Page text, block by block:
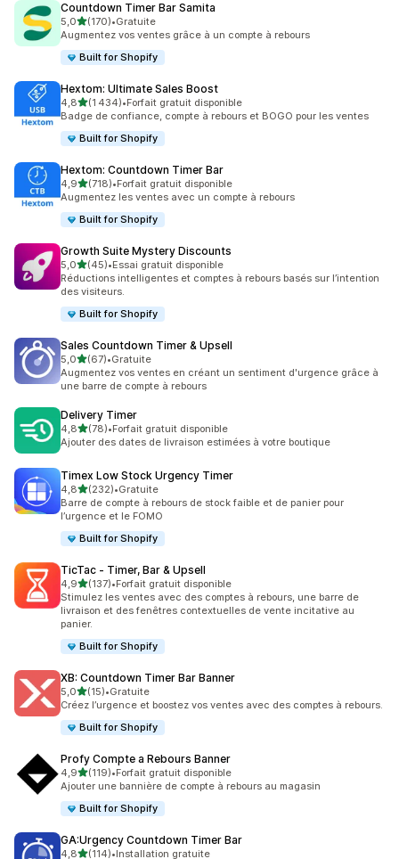
Countdown Timer Bar Samita
5,0étoile(s) sur 5
(170)
170 avis au total
•Gratuite
Augmentez vos ventes grâce à un compte à rebours
Built for Shopify
Hextom: Ultimate Sales Boost
4,8étoile(s) sur 5
(1 434)
1434 avis au total
•Forfait gratuit disponible
Badge de confiance, compte à rebours et BOGO pour les ventes
Built for Shopify
Hextom: Countdown Timer Bar
4,9étoile(s) sur 5
(718)
718 avis au total
•Forfait gratuit disponible
Augmentez les ventes avec un compte à rebours
Built for Shopify
Growth Suite Mystery Discounts
5,0étoile(s) sur 5
(45)
45 avis au total
•Essai gratuit disponible
Réductions intelligentes et comptes à rebours basés sur l’intention
des visiteurs.
Built for Shopify
Sales Countdown Timer & Upsell
5,0étoile(s) sur 5
(67)
67 avis au total
•Gratuite
Augmentez vos ventes en créant un sentiment d'urgence grâce à
une barre de compte à rebours
Delivery Timer
4,8étoile(s) sur 5
(78)
78 avis au total
•Forfait gratuit disponible
Ajouter des dates de livraison estimées à votre boutique
Timex Low Stock Urgency Timer
4,8étoile(s) sur 5
(232)
232 avis au total
•Gratuite
Barre de compte à rebours de stock faible et de panier pour
l’urgence et le FOMO
Built for Shopify
TicTac ‑ Timer, Bar & Upsell
4,9étoile(s) sur 5
(137)
137 avis au total
•Forfait gratuit disponible
Stimulez les ventes avec des comptes à rebours, une barre de
livraison et des fenêtres contextuelles de vente incitative au
panier.
Built for Shopify
XB: Countdown Timer Bar Banner
5,0étoile(s) sur 5
(15)
15 avis au total
•Gratuite
Créez l’urgence et boostez vos ventes avec des comptes à rebours.
Built for Shopify
Profy Compte a Rebours Banner
4,9étoile(s) sur 5
(119)
119 avis au total
•Forfait gratuit disponible
Ajouter une bannière de compte à rebours au magasin
Built for Shopify
GA:Urgency Countdown Timer Bar
4,8étoile(s) sur 5
(114)•Installation gratuite